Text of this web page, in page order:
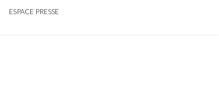
ESPACE PRESSE